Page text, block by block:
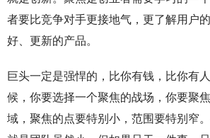
者要比竞争对手更接地气，更了解用户
好、更新的产品。
巨头一定是强悍的，比你有钱，比你有
候，你要选择一个聚焦的战场，你要聚
域，聚焦的点要特别小，范围要特别窄